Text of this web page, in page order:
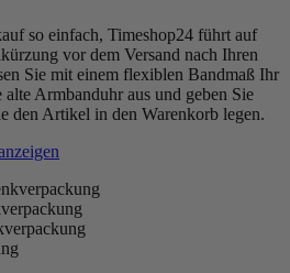
so einfach, Timeshop24 führt auf
vor dem Versand nach Ihren
Sie mit einem flexiblen Bandmaß Ihr
Armbanduhr aus und geben Sie
den Artikel in den Warenkorb legen.